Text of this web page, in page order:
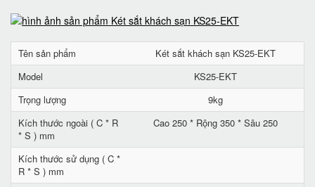
Tên sản phẩm
Két sắt khách sạn KS25-EKT
Model
KS25-EKT
Trọng lượng
9kg
Kích thước ngoài ( C * R
* S ) mm
Cao 250 * Rộng 350 * Sâu 250
Kích thước sử dụng ( C *
R * S ) mm